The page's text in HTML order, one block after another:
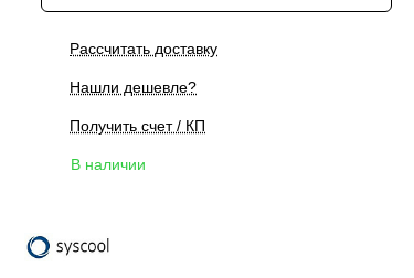
Рассчитать доставку
Нашли дешевле?
Получить счет / КП
В наличии